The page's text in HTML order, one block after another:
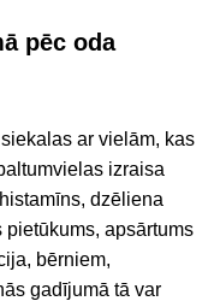
pēc oda
ar vielām, kas
izraisa
dzēliena
apsārtums
bērniem,
gadījumā tā var